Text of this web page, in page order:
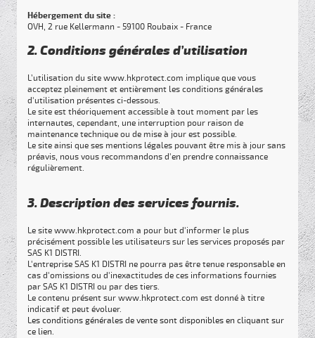
Hébergement du site :
OVH, 2 rue Kellermann - 59100 Roubaix - France
2. Conditions générales d’utilisation
L’utilisation du site www.hkprotect.com implique que vous
acceptez pleinement et entièrement les conditions générales
d'utilisation présentes ci-dessous.
Le site est théoriquement accessible à tout moment par les
internautes, cependant, une interruption pour raison de
maintenance technique ou de mise à jour est possible.
Le site ainsi que ses mentions légales pouvant être mis à jour sans
préavis, nous vous recommandons d'en prendre connaissance
régulièrement.
3. Description des services fournis.
Le site www.hkprotect.com a pour but d'informer le plus
précisément possible les utilisateurs sur les services proposés par
SAS K1 DISTRI.
L'entreprise SAS K1 DISTRI ne pourra pas être tenue responsable en
cas d'omissions ou d'inexactitudes de ces informations fournies
par SAS K1 DISTRI ou par des tiers.
Le contenu présent sur www.hkprotect.com est donné à titre
indicatif et peut évoluer.
Les conditions générales de vente sont disponibles en cliquant sur
ce lien.